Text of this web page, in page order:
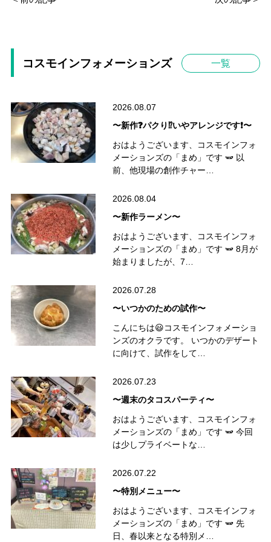
コスモインフォメーションズ 一覧
2026.08.07
〜新作❓パクり⁉️いやアレンジです❗️〜
おはようございます、コスモインフォ
メーションズの「まめ」です 🫛 以
前、他現場の創作チャー…
2026.08.04
〜新作ラーメン〜
おはようございます、コスモインフォ
メーションズの「まめ」です 🫛 8月が
始まりましたが、7…
2026.07.28
〜いつかのための試作〜
こんにちは😃コスモインフォメーショ
ンズのオクラです。 いつかのデザート
に向けて、試作をして…
2026.07.23
〜週末のタコスパーティ〜
おはようございます、コスモインフォ
メーションズの「まめ」です 🫛 今回
は少しプライベートな…
2026.07.22
〜特別メニュー〜
おはようございます、コスモインフォ
メーションズの「まめ」です 🫛 先
日、春以来となる特別メ…